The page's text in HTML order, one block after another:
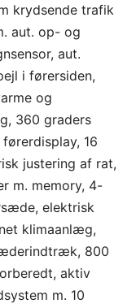
krydsende trafik
aut. op- og
aut.
i førersiden,
og
360 graders
16
justering af rat,
m. memory, 4-
elektrisk
klimaanlæg,
800
aktiv
m. 10